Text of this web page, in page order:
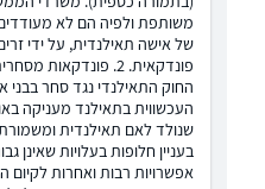
משותפת ולפיה הם לא
של אישה תאילנדית, על ידי
פונדקאית. 2.
העכשווית בתאילנד מעניקה
שנולד לאם תאילנדית
בעניין חלופות בעלויות שאינן
אפשרויות רבות ואחרות לקיום